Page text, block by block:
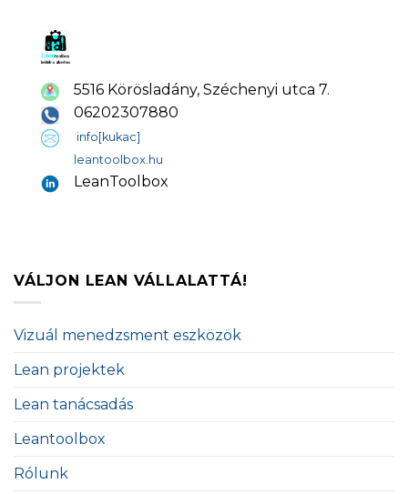
5516 Körösladány, Széchenyi utca 7.
06202307880
info[kukac]
leantoolbox.hu
LeanToolbox
VÁLJON LEAN VÁLLALATTÁ!
Vizuál menedzsment eszközök
Lean projektek
Lean tanácsadás
Leantoolbox
Rólunk